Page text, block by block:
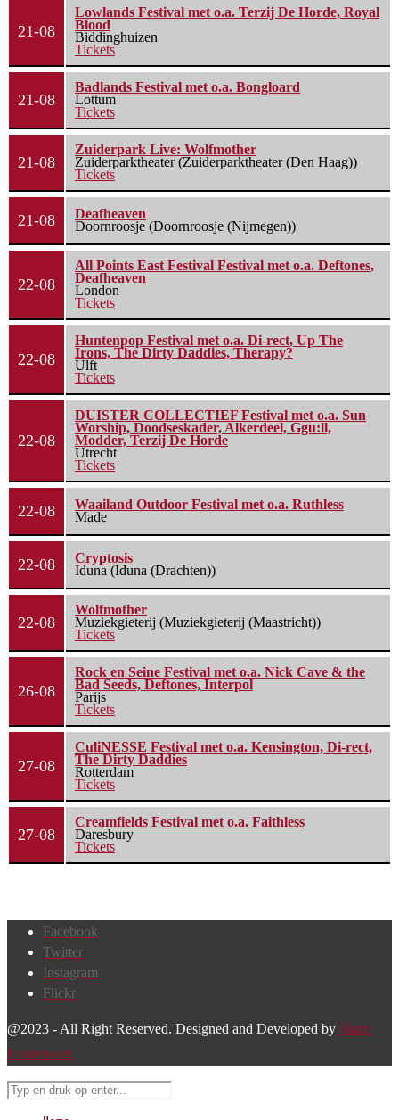
21-08
Lowlands Festival met o.a. Terzij De Horde, Royal
Blood
Biddinghuizen
Tickets
21-08
Badlands Festival met o.a. Bongloard
Lottum
Tickets
21-08
Zuiderpark Live: Wolfmother
Zuiderparktheater (Zuiderparktheater (Den Haag))
Tickets
21-08
Deafheaven
Doornroosje (Doornroosje (Nijmegen))
22-08
All Points East Festival Festival met o.a. Deftones,
Deafheaven
London
Tickets
22-08
Huntenpop Festival met o.a. Di-rect, Up The
Irons, The Dirty Daddies, Therapy?
Ulft
Tickets
22-08
DUISTER COLLECTIEF Festival met o.a. Sun
Worship, Doodseskader, Alkerdeel, Ggu:ll,
Modder, Terzij De Horde
Utrecht
Tickets
22-08
Waailand Outdoor Festival met o.a. Ruthless
Made
22-08
Cryptosis
Iduna (Iduna (Drachten))
22-08
Wolfmother
Muziekgieterij (Muziekgieterij (Maastricht))
Tickets
26-08
Rock en Seine Festival met o.a. Nick Cave & the
Bad Seeds, Deftones, Interpol
Parijs
Tickets
27-08
CuliNESSE Festival met o.a. Kensington, Di-rect,
The Dirty Daddies
Rotterdam
Tickets
27-08
Creamfields Festival met o.a. Faithless
Daresbury
Tickets
Facebook
Twitter
Instagram
Flickr
@2023 - All Right Reserved. Designed and Developed by Harm
Lourenssen